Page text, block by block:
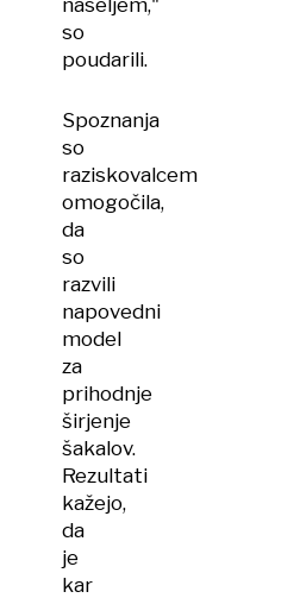
naseljem,"
so
poudarili.
Spoznanja
so
raziskovalcem
omogočila,
da
so
razvili
napovedni
model
za
prihodnje
širjenje
šakalov.
Rezultati
kažejo,
da
je
kar